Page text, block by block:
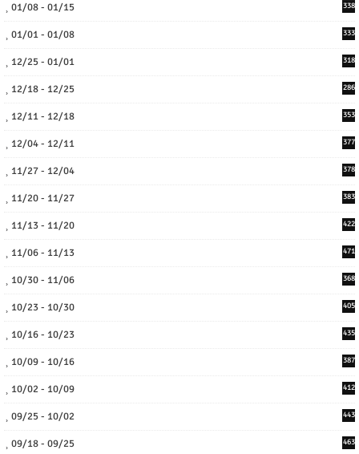
01/08 - 01/15 338
01/01 - 01/08 333
12/25 - 01/01 318
12/18 - 12/25 286
12/11 - 12/18 353
12/04 - 12/11 377
11/27 - 12/04 378
11/20 - 11/27 383
11/13 - 11/20 422
11/06 - 11/13 471
10/30 - 11/06 368
10/23 - 10/30 405
10/16 - 10/23 435
10/09 - 10/16 387
10/02 - 10/09 412
09/25 - 10/02 443
09/18 - 09/25 463